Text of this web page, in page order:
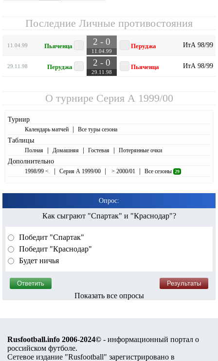
Последние Личные противостояния
11.04.99 Пьяченца 2 - 0
11.04.99
Перуджа ИтА 98/99
29.11.98 Перуджа 2 - 0
29.11.98
Пьяченца ИтА 98/99
О турнире Серия А 1999/00
Турнир
Календарь матчей | Все туры сезона
Таблицы
Полная | Домашняя | Гостевая | Потерянные очки
Дополнительно
1998/99 < | Серия А 1999/00 | > 2000/01 | Все сезоны 29
Опрос:
Как сыграют "Спартак" и "Краснодар"?
Победит "Спартак"
Победит "Краснодар"
Будет ничья
Показать все опросы
Rusfootball.info 2006-2024© - информационный портал о
российском футболе.
Сетевое издание "Rusfootball" зарегистрировано в